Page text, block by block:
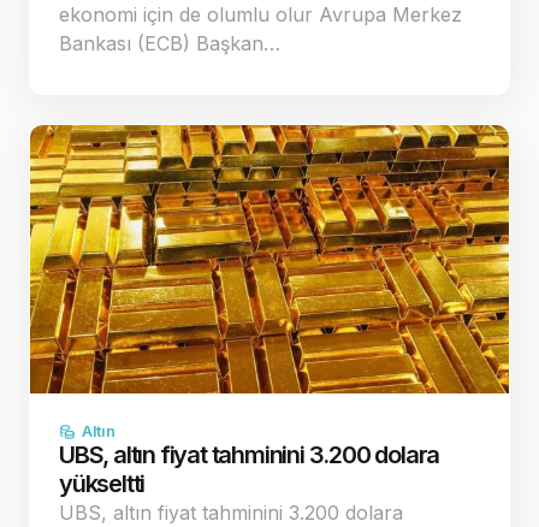
ekonomi için de olumlu olur Avrupa Merkez
Bankası (ECB) Başkan…
Altın
UBS, altın fiyat tahminini 3.200 dolara
yükseltti
UBS, altın fiyat tahminini 3.200 dolara